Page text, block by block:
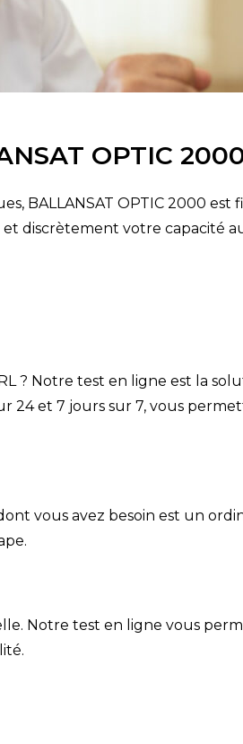
OPTIC
BALLANSAT OPTIC 2000
discrètement votre capacité
? Notre test en ligne est la
24 et 7 jours sur 7, vous
vous avez besoin est un
Notre test en ligne vous